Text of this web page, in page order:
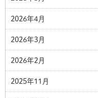
2026年4月
2026年3月
2026年2月
2025年11月